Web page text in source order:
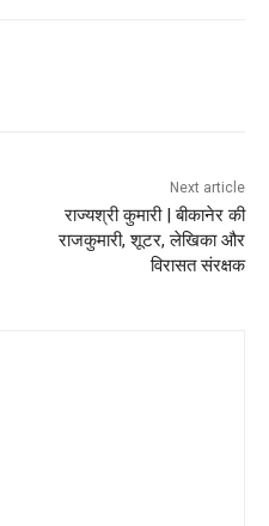
Next article
राज्यश्री कुमारी | बीकानेर की
राजकुमारी, शूटर, लेखिका और
विरासत संरक्षक